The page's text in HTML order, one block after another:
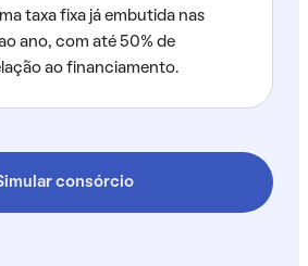
taxa fixa já embutida nas
ano, com até 50% de
ao financiamento.
consórcio